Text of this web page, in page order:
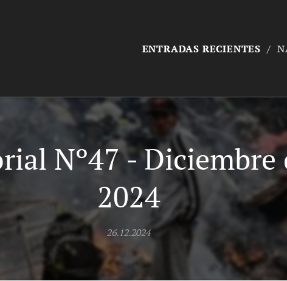
ENTRADAS RECIENTES
Nº47 - Diciembre
2024
26.12.2024